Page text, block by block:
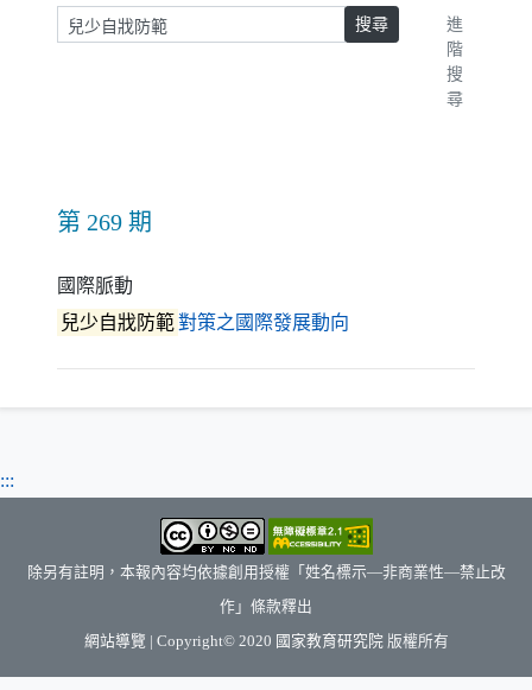
請輸入關鍵字 搜尋
進
階
搜
尋
第 269 期
國際脈動
兒少自戕防範 對策之國際發展動向
:::
除另有註明，本報內容均依據創用授權「姓名標示—非商業性—禁止改
作」條款釋出
網站導覽 | Copyright© 2020 國家教育研究院（另開新視窗）
版權所有